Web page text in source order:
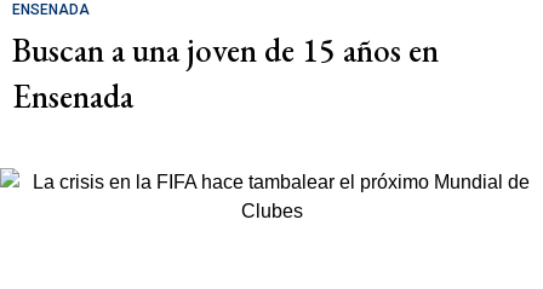
ENSENADA
Buscan a una joven de 15 años en
Ensenada